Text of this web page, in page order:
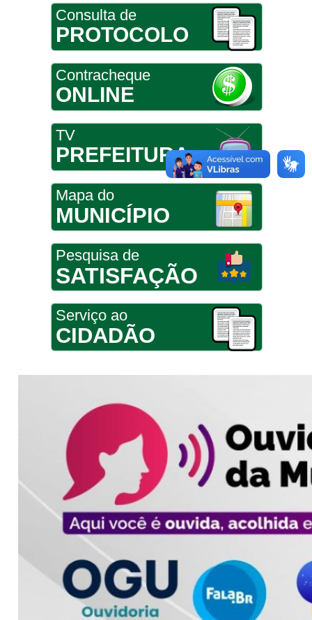
Consulta de
PROTOCOLO
Contracheque
ONLINE
TV
PREFEITURA
Mapa do
MUNICÍPIO
Pesquisa de
SATISFAÇÃO
Serviço ao
CIDADÃO